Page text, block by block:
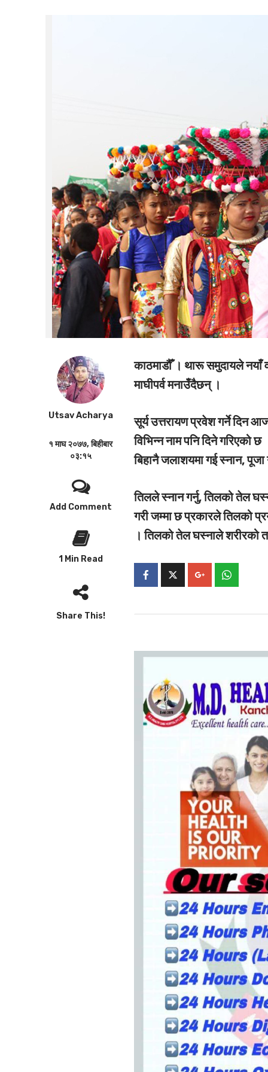
Utsav Acharya
१ माघ २०७७, बिहीबार
०३:१५
Add Comment
1 Min Read
Share This!
काठमाडौँ । थारू समुदायले नयाँ
माघीपर्व मनाउँदैछन् ।
सूर्य उत्तरायण प्रवेश गर्ने दिन
विभिन्न नाम पनि दिने गरिएको
बिहानै जलाशयमा गई स्नान,
तिलले स्नान गर्नु, तिलको तेल
गरी जम्मा छ प्रकारले तिलको
। तिलको तेल घस्नाले शरीरको